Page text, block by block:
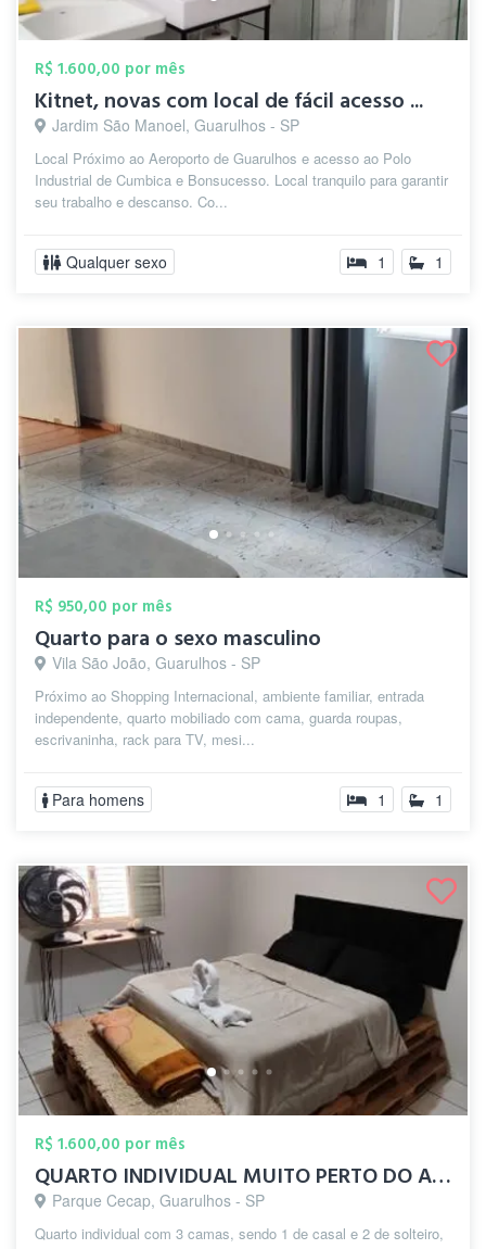
R$ 1.600,00 por mês
Kitnet, novas com local de fácil acesso ...
Jardim São Manoel, Guarulhos - SP
Local Próximo ao Aeroporto de Guarulhos e acesso ao Polo
Industrial de Cumbica e Bonsucesso. Local tranquilo para garantir
seu trabalho e descanso. Co...
Qualquer sexo 1 1
R$ 950,00 por mês
Quarto para o sexo masculino
Vila São João, Guarulhos - SP
Próximo ao Shopping Internacional, ambiente familiar, entrada
independente, quarto mobiliado com cama, guarda roupas,
escrivaninha, rack para TV, mesi...
Para homens 1 1
R$ 1.600,00 por mês
QUARTO INDIVIDUAL MUITO PERTO DO AEROPOR...
Parque Cecap, Guarulhos - SP
Quarto individual com 3 camas, sendo 1 de casal e 2 de solteiro,